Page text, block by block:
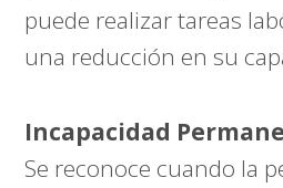
puede realizar tareas
una reducción en su
Incapacidad
Se reconoce cuando la